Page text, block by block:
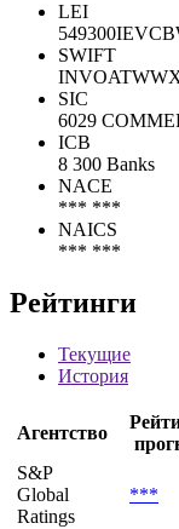
LEI
SWIFT
SIC
6029
ICB
8 300 Banks
NACE
*** ***
NAICS
*** ***
Рейтинги
Текущие
История
Агентство
S&P
Global
Ratings
***